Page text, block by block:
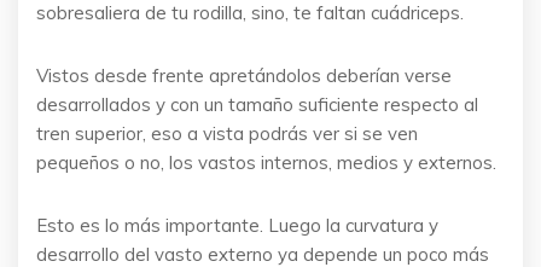
sobresaliera de tu rodilla, sino, te faltan cuádriceps.
Vistos desde frente apretándolos deberían verse
desarrollados y con un tamaño suficiente respecto al
tren superior, eso a vista podrás ver si se ven
pequeños o no, los vastos internos, medios y externos.
Esto es lo más importante. Luego la curvatura y
desarrollo del vasto externo ya depende un poco más